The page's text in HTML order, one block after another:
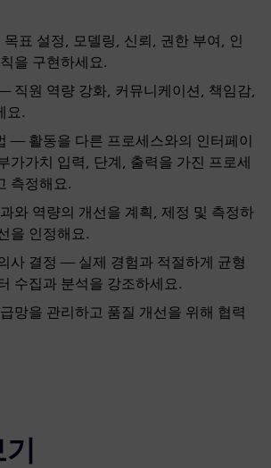
표 설정, 모델링, 신뢰, 권한 부여, 인
을 구현하세요.
직원 역량 강화, 커뮤니케이션, 책임감,
요.
— 활동을 다른 프로세스와의 인터페이
가가치 입력, 단계, 출력을 가진 프로세
측정해요.
와 역량의 개선을 계획, 제정 및 측정하
을 인정해요.
사 결정 — 실제 경험과 적절하게 균형
수집과 분석을 강조하세요.
망을 관리하고 품질 개선을 위해 협력